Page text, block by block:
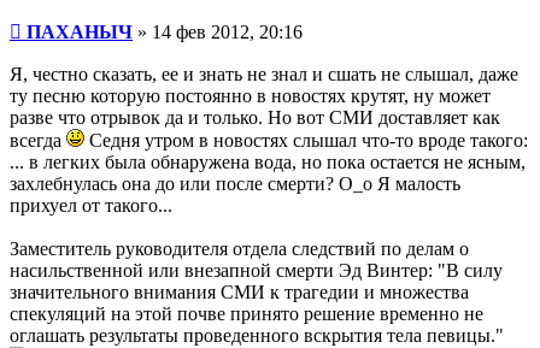
Сообщение
ПАХАНЫЧ » 14 фев 2012, 20:16
Я, честно сказать, ее и знать не знал и сшать не слышал, даже
ту песню которую постоянно в новостях крутят, ну может
разве что отрывок да и только. Но вот СМИ доставляет как
всегда
Седня утром в новостях слышал что-то вроде такого:
... в легких была обнаружена вода, но пока остается не ясным,
захлебнулась она до или после смерти? О_о Я малость
прихуел от такого...
Заместитель руководителя отдела следствий по делам о
насильственной или внезапной смерти Эд Винтер: "В силу
значительного внимания СМИ к трагедии и множества
спекуляций на этой почве принято решение временно не
оглашать результаты проведенного вскрытия тела певицы."